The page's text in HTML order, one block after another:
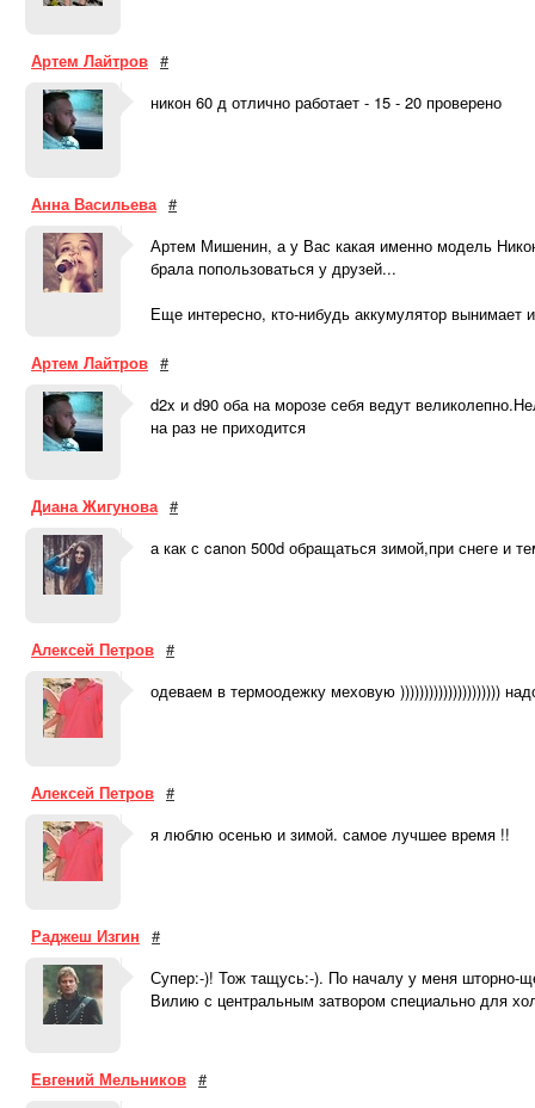
Артем Лайтров #
никон 60 д отлично работает - 15 - 20 проверено
Анна Васильева #
Артем Мишенин, а у Вас какая именно модель
брала попользоваться у друзей...
Еще интересно, кто-нибудь аккумулятор
Артем Лайтров #
d2x и d90 оба на морозе себя ведут
на раз не приходится
Диана Жигунова #
а как с canon 500d обращаться зимой,при снеге и
Алексей Петров #
одеваем в термоодежку меховую )))))))))))))))))))))
Алексей Петров #
я люблю осенью и зимой. самое лучшее время !!
Раджеш Изгин #
Супер:-)! Тож тащусь:-). По началу у меня шторно-
Вилию с центральным затвором специально для
Евгений Мельников #